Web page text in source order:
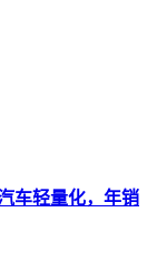
车轻量化，年销